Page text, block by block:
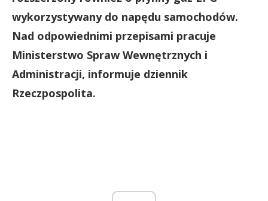
wykorzystywany do napędu samochodów.
Nad odpowiednimi przepisami pracuje
Ministerstwo Spraw Wewnętrznych i
Administracji, informuje dziennik
Rzeczpospolita.